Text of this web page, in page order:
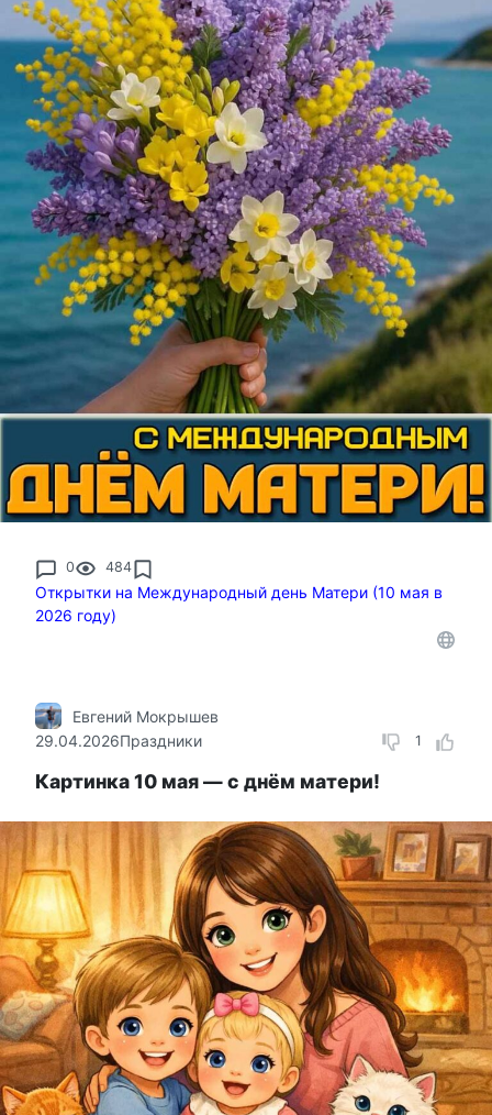
0 484
Открытки на Международный день Матери (10 мая в
2026 году)
1
Евгений Мокрышев
29.04.2026Праздники
Картинка 10 мая — с днём матери!